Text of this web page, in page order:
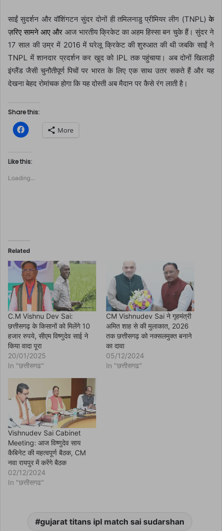
साईं सुदर्शन और वॉशिंगटन सुंदर दोनों ही तमिलनाडु प्रीमियर लीग (TNPL) के
ज़रिए सामने आए और आज भारतीय क्रिकेट का अहम हिस्सा बन चुके हैं। सुंदर ने
17 साल की उम्र में 2016 में घरेलू क्रिकेट की शुरुआत की थी जबकि साईं ने
TNPL में शानदार प्रदर्शन कर खुद को IPL तक पहुंचाया। अब दोनों खिलाड़ी
इंग्लैंड जैसी चुनौतीपूर्ण पिचों पर भारत के लिए एक साथ उतर सकते हैं और यह
देखना बेहद रोमांचक होगा कि यह दोस्ती अब मैदान पर कैसे रंग लाती है।
Share this:
C
l
k
t
o
h
b
o
k
(
O
p
e
n
s
n
n
e
w
w
i
n
d
o
)
More
Like this:
Loading...
Related
C.M Vishnu Dev Sai:
छत्तीसगढ़ के किसानों को मिलेंगे 10
हजार रुपये, सीएम विष्णुदेव साई ने
किया वादा पूरा
20/01/2025
In "छत्तीसगढ"
CM Vishnudev Sai ने गृहमंत्री
अमित शाह से की मुलाकात, 2026
तक छत्तीसगढ़ को नक्सलमुक्त बनाने
का दावा
05/12/2024
In "छत्तीसगढ"
Vishnudev Sai Cabinet
Meeting: आज विष्णुदेव साय
कैबिनेट की महत्वपूर्ण बैठक, CM
नवा रायपुर में करेंगे बैठक
02/12/2024
In "छत्तीसगढ"
gujarat titans ipl match sai sudarshan